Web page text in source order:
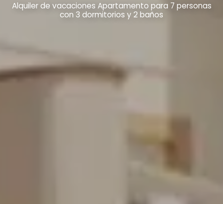
Alquiler de vacaciones Apartamento para 7 personas
con 3 dormitorios y 2 baños